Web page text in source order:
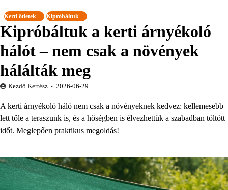
Kerti ötletek Kipróbáltuk
Kipróbáltuk a kerti árnyékoló
hálót – nem csak a növények
hálálták meg
Kezdő Kertész 2026-06-29
A kerti árnyékoló háló nem csak a növényeknek kedvez: kellemesebb
lett tőle a teraszunk is, és a hőségben is élvezhettük a szabadban töltött
időt. Meglepően praktikus megoldás!